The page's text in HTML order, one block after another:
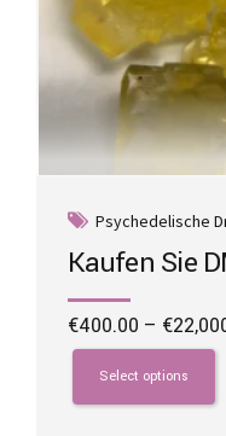
Psychedelische
Kaufen Sie
€400.00 – €
Select options
This
product
has